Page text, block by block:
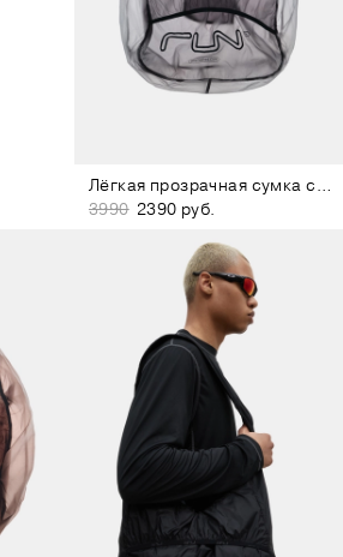
Лёгкая прозрачная сумка серая
3990 2390 руб.